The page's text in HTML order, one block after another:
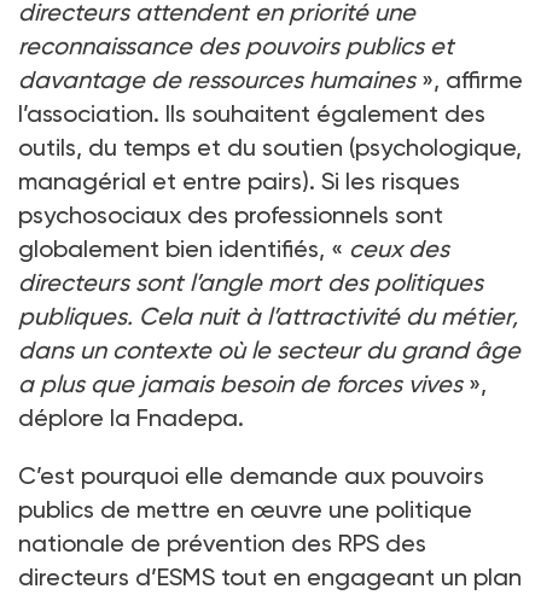
directeurs attendent en priorité une
reconnaissance des pouvoirs publics et
davantage de ressources humaines », affirme
l’association. Ils souhaitent également des
outils, du temps et du soutien (psychologique,
managérial et entre pairs). Si les risques
psychosociaux des professionnels sont
globalement bien identifiés, « ceux des
directeurs sont l’angle mort des politiques
publiques. Cela nuit à l’attractivité du métier,
dans un contexte où le secteur du grand âge
a plus que jamais besoin de forces vives »,
déplore la Fnadepa.
C’est pourquoi elle demande aux pouvoirs
publics de mettre en œuvre une politique
nationale de prévention des RPS des
directeurs d’ESMS tout en engageant un plan